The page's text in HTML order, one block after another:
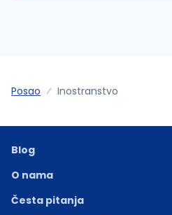
Posao Inostranstvo
Blog
O nama
Česta pitanja